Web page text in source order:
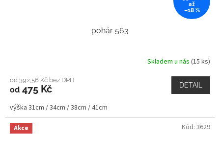
až
–18 %
pohár 563
Skladem u nás (15 ks)
od 392,56 Kč bez DPH
od 475 Kč DETAIL
výška 31cm / 34cm / 38cm / 41cm
Akce Kód: 3629